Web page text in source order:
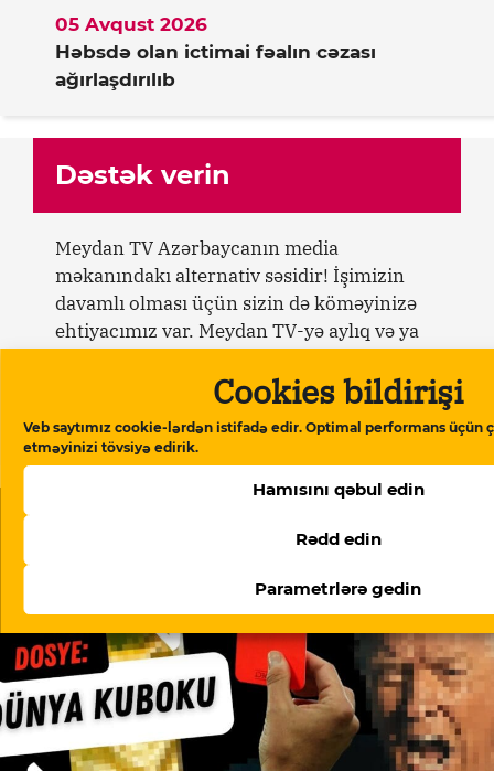
Cookies bildirişi
Veb saytımız cookie-lərdən istifadə edir. Optimal performans üçün
etməyinizi tövsiyə edirik.
Hamısını qəbul edin
Rədd edin
Parametrlərə gedin
Həbsdə olan ictimai fəalın cəzası
ağırlaşdırılıb
05 Avqust 2026
Dəstək verin
Meydan TV Azərbaycanın media
məkanındakı alternativ səsidir! İşimizin
davamlı olması üçün sizin də köməyinizə
ehtiyacımız var. Meydan TV-yə aylıq və ya
Dəstək verin
Oxşar məqalələr